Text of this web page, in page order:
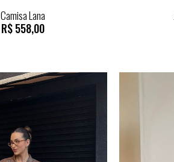
Camisa Lana
R$558,00